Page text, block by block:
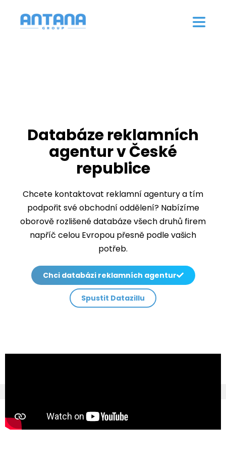
Databáze reklamních
agentur v České
republice
Chcete kontaktovat reklamní agentury a tím
podpořit své obchodní oddělení? Nabízíme
oborově rozlišené databáze všech druhů firem
napříč celou Evropou přesně podle vašich
potřeb.
Chci databázi reklamních agentur
Spustit Datazillu